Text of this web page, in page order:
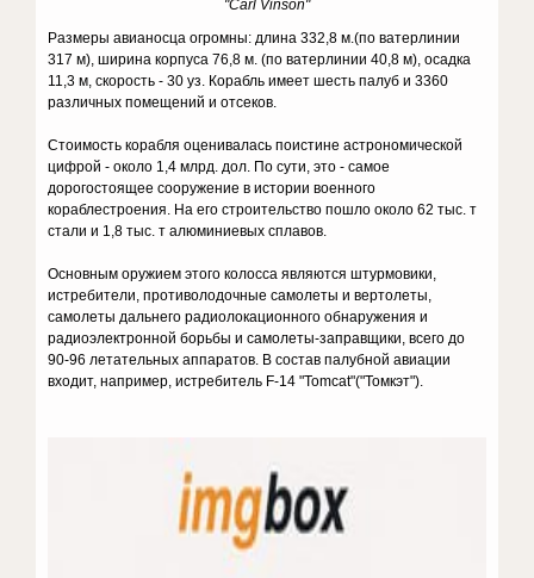
"Carl Vinson"
Размеры авианосца огромны: длина 332,8 м.(по ватерлинии
317 м), ширина корпуса 76,8 м. (по ватерлинии 40,8 м), осадка
11,3 м, скорость - 30 уз. Корабль имеет шесть палуб и 3360
различных помещений и отсеков.
Стоимость корабля оценивалась поистине астрономической
цифрой - около 1,4 млрд. дол. По сути, это - самое
дорогостоящее сооружение в истории военного
кораблестроения. На его строительство пошло около 62 тыс. т
стали и 1,8 тыс. т алюминиевых сплавов.
Основным оружием этого колосса являются штурмовики,
истребители, противолодочные самолеты и вертолеты,
самолеты дальнего радиолокационного обнаружения и
радиоэлектронной борьбы и самолеты-заправщики, всего до
90-96 летательных аппаратов. В состав палубной авиации
входит, например, истребитель F-14 "Tomcat"("Томкэт").